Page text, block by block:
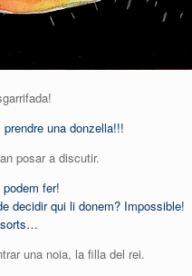
una donzella!!!
posar a discutir.
fer!
decidir qui li donem? Impossible!
una noia, la filla del rei.